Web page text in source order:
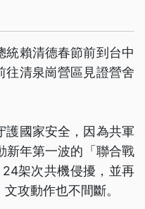
統賴清德春節前到台中
往清泉崗營區見證營舍
護國家安全，因為共軍
新年第一波的「聯合戰
架次共機侵擾，並再
攻動作也不間斷。